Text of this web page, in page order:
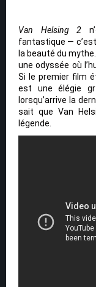
Van Helsing 2
fantastique —
la beauté du
une odyssée où
Si le premier film
est une élégie
lorsqu’arrive la
sait que Van
légende.